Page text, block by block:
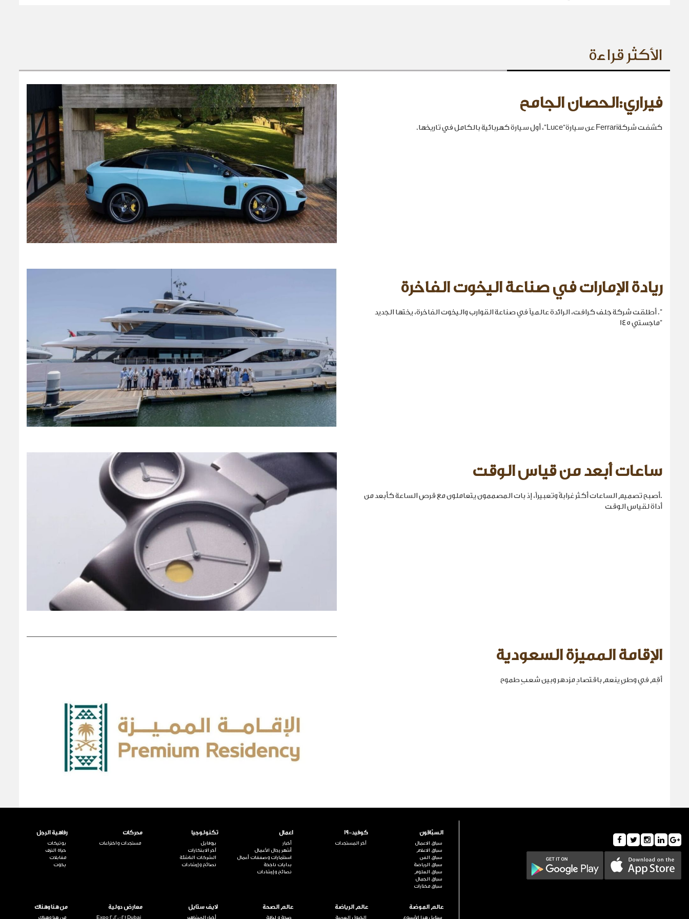
الأكثر قراءة
فيراري:الحصان الجامح
كشفت شركةFerrari عن سيارة“Luce”، أول سيارة كهربائية بالكامل في تاريخها.
ريادة الإمارات في صناعة اليخوت الفاخرة
". أطلقت شركة جلف كرافت، الرائدة عالمياً في صناعة القوارب واليخوت الفاخرة، يختها الجديد
"ماجستي 145
ساعات أبعد من قياس الوقت
.أصبح تصميم الساعات أكثر غرابةً وتعبيراً، إذ بات المصممون يتعاملون مع قرص الساعة كأبعد من
أداة لقياس الوقت
الإقامة المميزة السعودية
أقِم في وطنٍ ينعم باقتصادٍ مزدهر وبين شعبٍ طموح
السبّاقون
سباق الاعمال
سباق الاعلام
سباق الفن
سباق الرياضة
سباق العلوم
سباق الجمال
سباق مختارات
كوفيد-19
آخر المستجدات
اعمال
أخبار
أشهر رجال الأعمال
استثمارات وصفقات أعمال
بدايات ناجحة
نصائح وإرشادات
تكنولوجيا
بروفايل
آخر الابتكارات
الشركات الناشئة
نصائح وإرشادات
محركات
مستجدات واختراعات
رفاهية الرجل
بوتيكات
حياة الترف
مقابلات
يخوت
عالم الموضة
ستايل هذا الأسبوع
عالم الرياضة
الخيول العربية
عالم الصحة
صحة و لياقة
لايف ستايل
أخبار المشاهير
معارض دولية
Expo 2020-21 Dubai
من هنا وهناك
من هنا وهناك